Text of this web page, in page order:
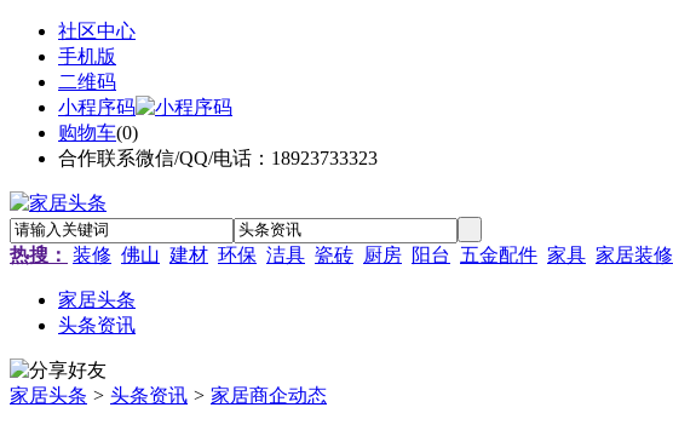
社区中心
手机版
二维码
小程序码
购物车(0)
合作联系微信/QQ/电话：18923733323
热搜： 装修 佛山 建材 环保 洁具 瓷砖 厨房 阳台 五金配件 家具 家居装修
家居头条
头条资讯
家居头条 > 头条资讯 > 家居商企动态